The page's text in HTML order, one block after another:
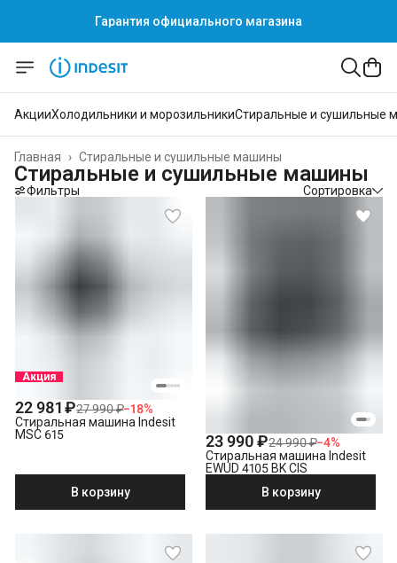
Гарантия официального магазина
АкцииХолодильники и морозильникиСтиральные и сушильные
Стиральные и сушильные машины
Главная ›
Стиральные и сушильные машины
Фильтры Сортировка
Акция
22 981 ₽27 990 ₽−18%
Стиральная машина Indesit
MSC 615
В корзину
23 990 ₽24 990 ₽−4%
Стиральная машина Indesit
EWUD 4105 BK CIS
В корзину